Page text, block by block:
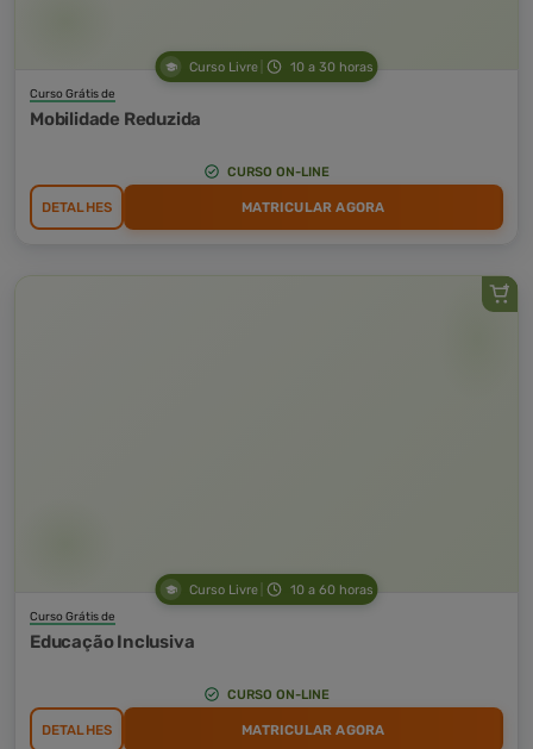
Curso Livre 10 a 30 horas
Curso Grátis de
Mobilidade Reduzida
CURSO ON-LINE
DETALHES MATRICULAR AGORA
Curso Livre 10 a 60 horas
Curso Grátis de
Educação Inclusiva
CURSO ON-LINE
DETALHES MATRICULAR AGORA